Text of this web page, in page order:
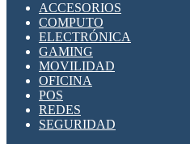
ACCESORIOS
COMPUTO
ELECTRÓNICA
GAMING
MOVILIDAD
OFICINA
POS
REDES
SEGURIDAD